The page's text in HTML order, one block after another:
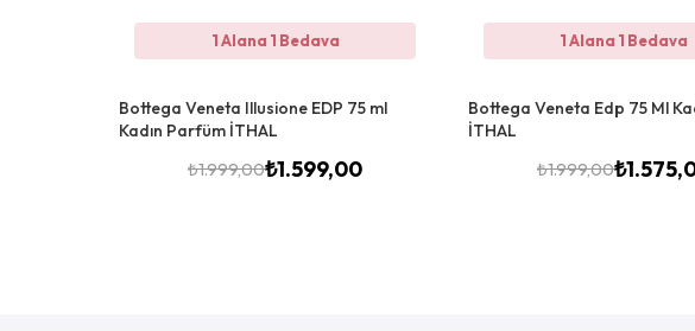
1 Alana 1 Bedava
Bottega Veneta Illusione EDP 75 ml
Kadın Parfüm İTHAL
₺1.999,00₺1.599,00
1 Alana 1 Bedava
Bottega Veneta Edp 75 Ml
İTHAL
₺1.999,00₺